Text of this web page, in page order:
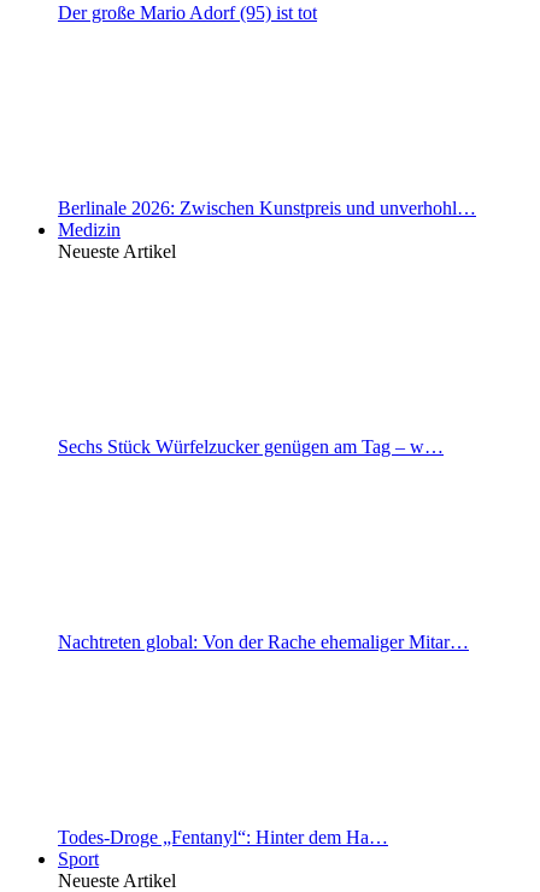
Der große Mario Adorf (95) ist tot
Berlinale 2026: Zwischen Kunstpreis und unverhohl…
Medizin
Neueste Artikel
Sechs Stück Würfelzucker genügen am Tag – w…
Nachtreten global: Von der Rache ehemaliger Mitar…
Todes-Droge „Fentanyl“: Hinter dem Ha…
Sport
Neueste Artikel